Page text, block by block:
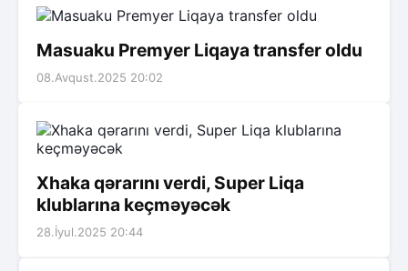
Masuaku Premyer Liqaya transfer oldu
08.Avqust.2025 20:02
Xhaka qərarını verdi, Super Liqa
klublarına keçməyəcək
28.İyul.2025 20:44